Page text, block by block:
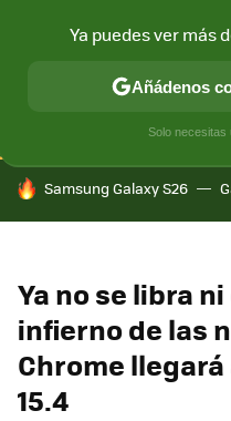
CONECTIVIDAD MÓVIL Y
HOY SE HABLA DE
Samsung Galaxy S26
Ya no se libra
infierno de las
Chrome llegará
15.4
Ya puedes ver más
Añádenos
Solo necesitas